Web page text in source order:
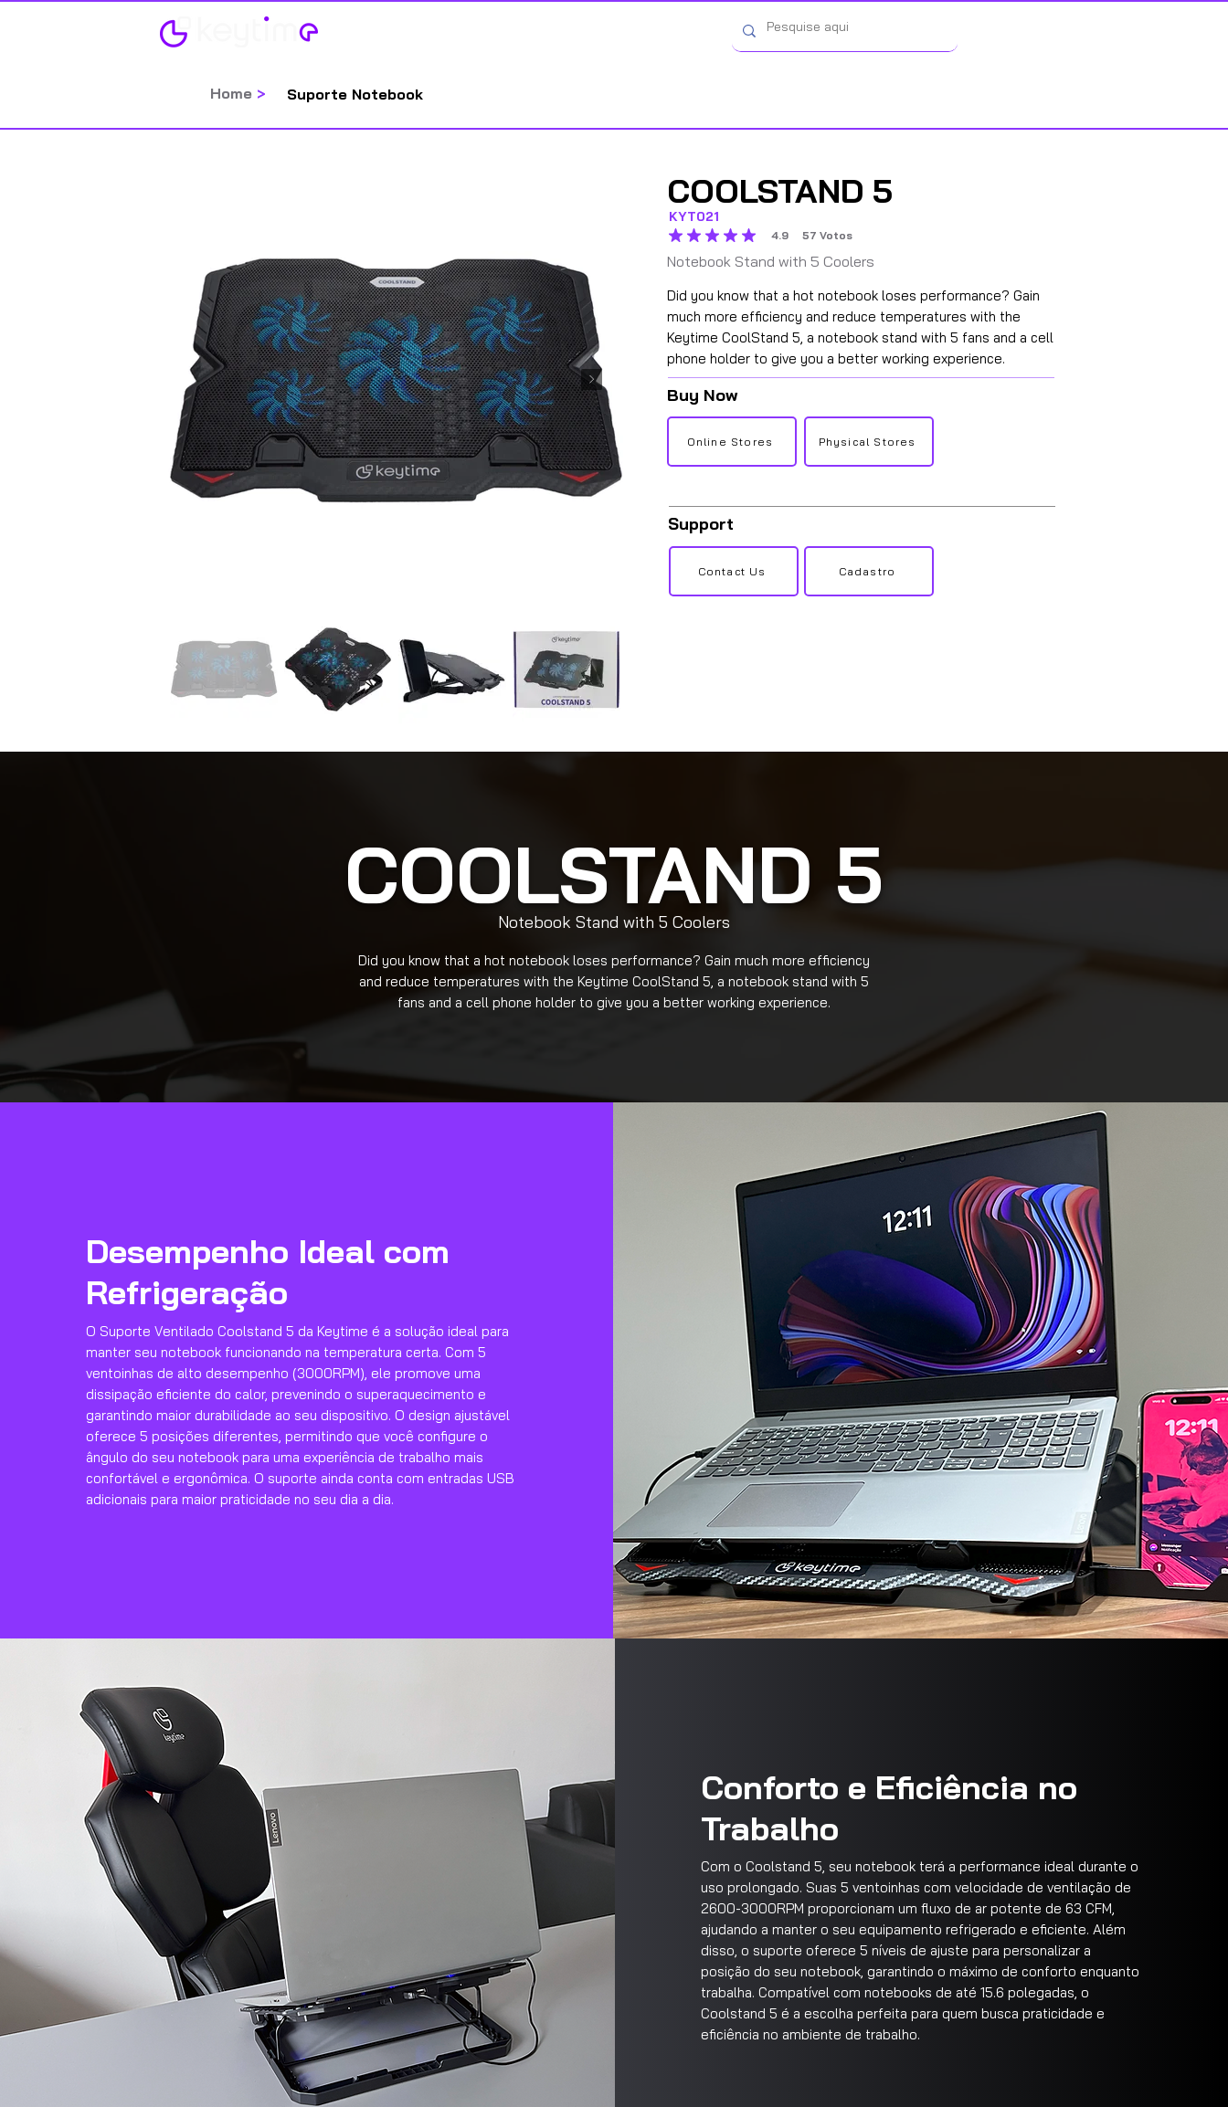
Home > Suporte Notebook
COOLSTAND 5
KYT021
4.9 57 Votos
average rating is 4.9 out of 5, based on 57 votes, Votos
Notebook Stand with 5 Coolers
Did you know that a hot notebook loses performance? Gain
much more efficiency and reduce temperatures with the
Keytime CoolStand 5, a notebook stand with 5 fans and a cell
phone holder to give you a better working experience.
Buy Now
Online Stores Physical Stores
Support
Contact Us Cadastro
Did you know that a hot notebook loses performance? Gain much more efficiency
and reduce temperatures with the Keytime CoolStand 5, a notebook stand with 5
fans and a cell phone holder to give you a better working experience.
COOLSTAND 5
Notebook Stand with 5 Coolers
Desempenho Ideal com
Refrigeração
O Suporte Ventilado Coolstand 5 da Keytime é a solução ideal para
manter seu notebook funcionando na temperatura certa. Com 5
ventoinhas de alto desempenho (3000RPM), ele promove uma
dissipação eficiente do calor, prevenindo o superaquecimento e
garantindo maior durabilidade ao seu dispositivo. O design ajustável
oferece 5 posições diferentes, permitindo que você configure o
ângulo do seu notebook para uma experiência de trabalho mais
confortável e ergonômica. O suporte ainda conta com entradas USB
adicionais para maior praticidade no seu dia a dia.
Conforto e Eficiência no
Trabalho
Com o Coolstand 5, seu notebook terá a performance ideal durante o
uso prolongado. Suas 5 ventoinhas com velocidade de ventilação de
2600-3000RPM proporcionam um fluxo de ar potente de 63 CFM,
ajudando a manter o seu equipamento refrigerado e eficiente. Além
disso, o suporte oferece 5 níveis de ajuste para personalizar a
posição do seu notebook, garantindo o máximo de conforto enquanto
trabalha. Compatível com notebooks de até 15.6 polegadas, o
Coolstand 5 é a escolha perfeita para quem busca praticidade e
eficiência no ambiente de trabalho.